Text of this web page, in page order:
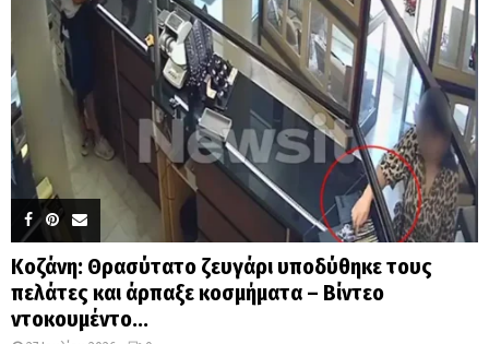
Κοζάνη: Θρασύτατο ζευγάρι υποδύθηκε τους
πελάτες και άρπαξε κοσμήματα – Βίντεο
ντοκουμέντο...